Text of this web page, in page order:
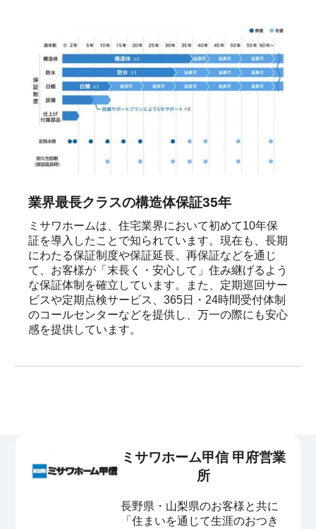
業界最長クラスの構造体保証35年
ミサワホームは、住宅業界において初めて10年保
証を導入したことで知られています。現在も、長期
にわたる保証制度や保証延長、再保証などを通じ
て、お客様が「末長く・安心して」住み継げるよう
な保証体制を確立しています。また、定期巡回サー
ビスや定期点検サービス、365日・24時間受付体制
のコールセンターなどを提供し、万一の際にも安心
感を提供しています。
ミサワホーム甲信 甲府営業
所
長野県・山梨県のお客様と共に
「住まいを通じて生涯のおつき